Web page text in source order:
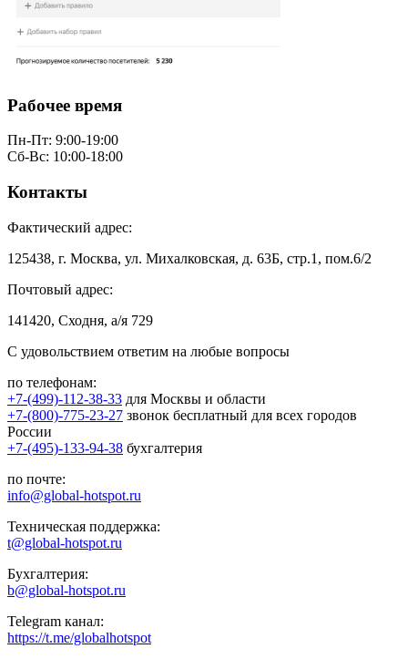
Рабочее время
Пн-Пт: 9:00-19:00
Сб-Вс: 10:00-18:00
Контакты
Фактический адрес:
125438, г. Москва, ул. Михалковская, д. 63Б, стр.1, пом.6/2
Почтовый адрес:
141420, Сходня, а/я 729
С удовольствием ответим на любые вопросы
по телефонам:
+7-(499)-112-38-33 для Москвы и области
+7-(800)-775-23-27 звонок бесплатный для всех городов
России
+7-(495)-133-94-38 бухгалтерия
по почте:
info@global-hotspot.ru
Техническая поддержка:
t@global-hotspot.ru
Бухгалтерия:
b@global-hotspot.ru
Telegram канал:
https://t.me/globalhotspot